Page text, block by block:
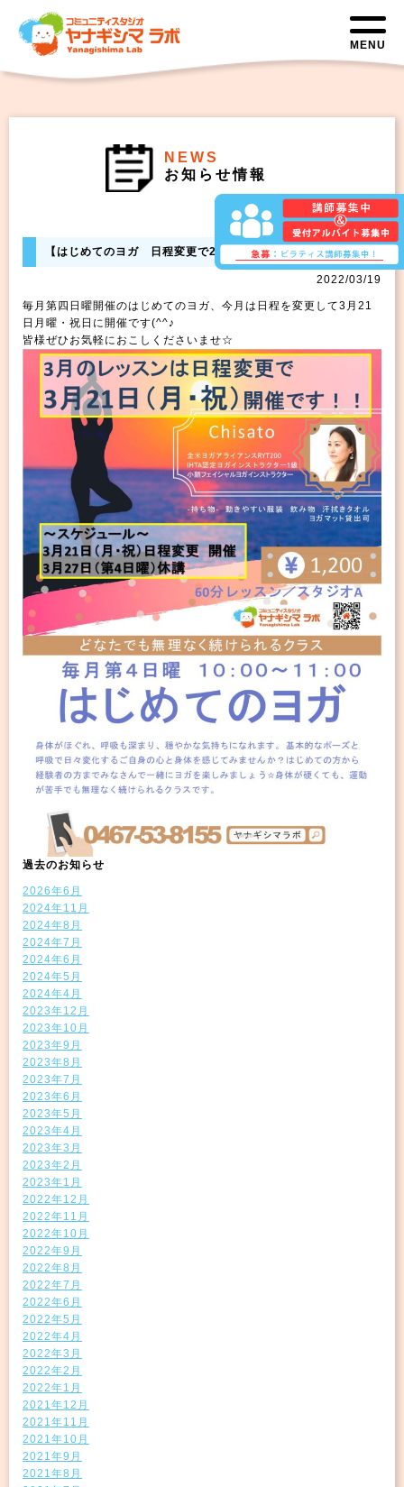
MENU
NEWS
お知らせ情報
【はじめてのヨガ 日程変更で21日開催です！！】
2022/03/19
毎月第四日曜開催のはじめてのヨガ、今月は日程を変更して3月21
日月曜・祝日に開催です(^^♪
皆様ぜひお気軽におこしくださいませ☆
過去のお知らせ
2026年6月
2024年11月
2024年8月
2024年7月
2024年6月
2024年5月
2024年4月
2023年12月
2023年10月
2023年9月
2023年8月
2023年7月
2023年6月
2023年5月
2023年4月
2023年3月
2023年2月
2023年1月
2022年12月
2022年11月
2022年10月
2022年9月
2022年8月
2022年7月
2022年6月
2022年5月
2022年4月
2022年3月
2022年2月
2022年1月
2021年12月
2021年11月
2021年10月
2021年9月
2021年8月